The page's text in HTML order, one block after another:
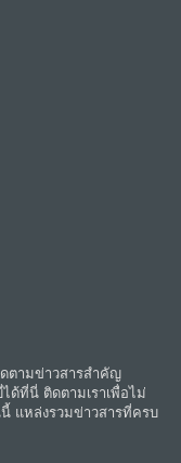
ตามข่าวสารสำคัญ
ด้ที่นี่ ติดตามเราเพื่อไม่
แหล่งรวมข่าวสารที่ครบ